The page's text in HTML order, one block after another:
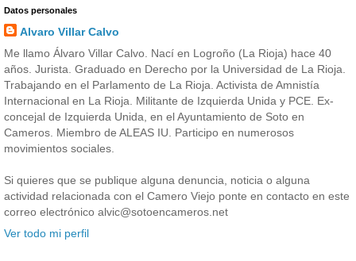
Datos personales
Alvaro Villar Calvo
Me llamo Álvaro Villar Calvo. Nací en Logroño (La Rioja) hace 40
años. Jurista. Graduado en Derecho por la Universidad de La Rioja.
Trabajando en el Parlamento de La Rioja. Activista de Amnistía
Internacional en La Rioja. Militante de Izquierda Unida y PCE. Ex-
concejal de Izquierda Unida, en el Ayuntamiento de Soto en
Cameros. Miembro de ALEAS IU. Participo en numerosos
movimientos sociales.
Si quieres que se publique alguna denuncia, noticia o alguna
actividad relacionada con el Camero Viejo ponte en contacto en este
correo electrónico alvic@sotoencameros.net
Ver todo mi perfil